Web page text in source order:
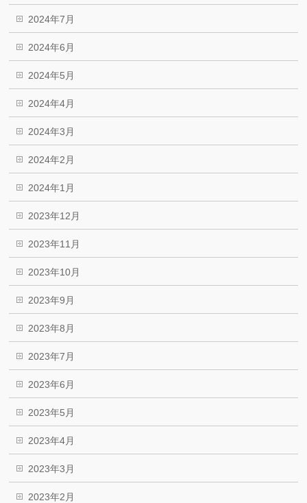
2024年7月
2024年6月
2024年5月
2024年4月
2024年3月
2024年2月
2024年1月
2023年12月
2023年11月
2023年10月
2023年9月
2023年8月
2023年7月
2023年6月
2023年5月
2023年4月
2023年3月
2023年2月